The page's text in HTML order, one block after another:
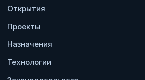
Открытия
Проекты
Назначения
Технологии